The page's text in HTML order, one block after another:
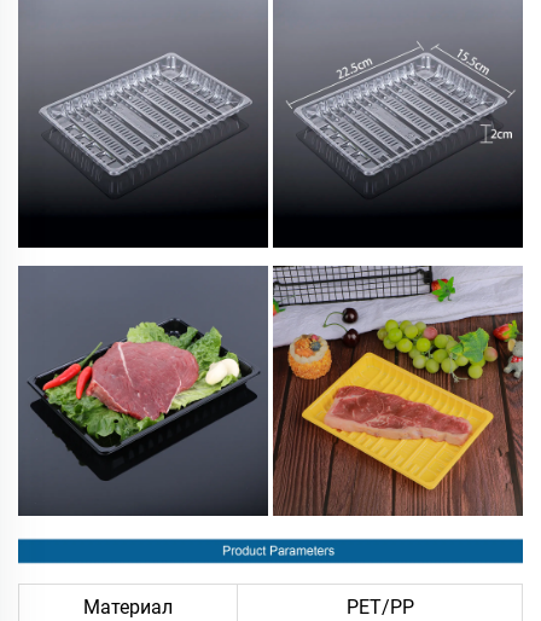
Материал PET/PP